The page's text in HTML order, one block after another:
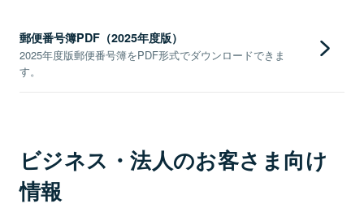
郵便番号簿PDF（2025年度版）
2025年度版郵便番号簿をPDF形式でダウンロードできま
す。
ビジネス・法人のお客さま向け
情報